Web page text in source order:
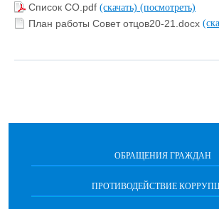
Список СО.pdf (скачать) (посмотреть)
План работы Совет отцов20-21.docx
ОБРАЩЕНИЯ ГРАЖДАН
ПРОТИВОДЕЙСТВИЕ